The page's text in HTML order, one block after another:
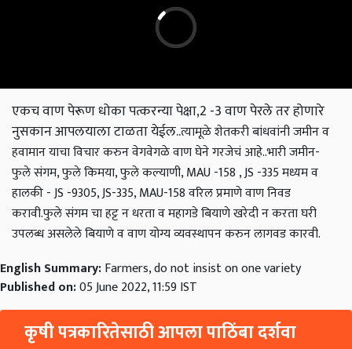
एकच वाण पेरूण धोका पत्करन्या पेक्षा,2 -3 वाण पेरले तर होणारे
नुसकान आपलयाला टाळता येईल..त्यामूळे शेतकरी बांधवांनी जमीन व
हवामान याचा विचार करुन वेगवेगळे वाण घेने गरजेचं आहे..भारी जमीन-
फुले संगम, फुले किमया, फुले कल्याणी, MAU -158 , JS -335मध्यम व
हालकी - JS -9305, JS-335, MAU-158वरिल प्रमाणे वाण निवड
करावी.फुले संगम चा हट्ट न धरता व महागडे बियाणे खरेदी न करता घरी
उपलब्ध असलेले बियाणे व वाण योग्य व्यवस्थापन करुन लागवड कारवी.
English Summary:Farmers, do not insist on one variety
Published on:05 June 2022, 11:59 IST
कृषी पत्रकारितेसाठी आपला पाठिंबा दर्शवा